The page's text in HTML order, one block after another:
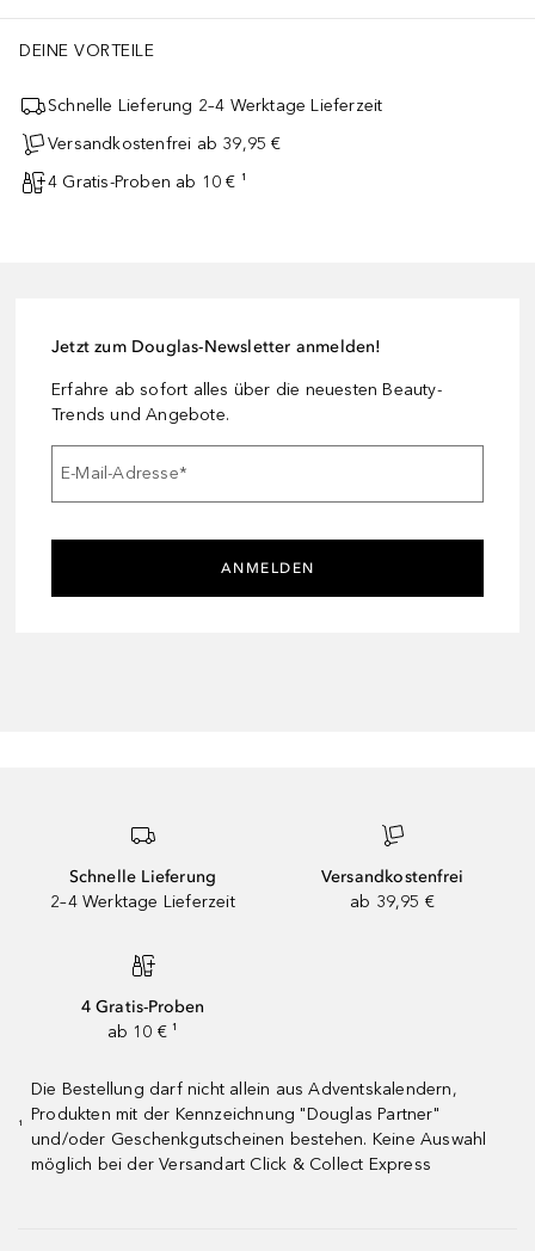
DEINE VORTEILE
Schnelle Lieferung 2–4 Werktage Lieferzeit
Versandkostenfrei ab 39,95 €
4 Gratis-Proben ab 10 € ¹
Jetzt zum Douglas-Newsletter anmelden!
Erfahre ab sofort alles über die neuesten Beauty-
Trends und Angebote.
E-Mail-Adresse*
ANMELDEN
Schnelle Lieferung
2–4 Werktage Lieferzeit
Versandkostenfrei
ab 39,95 €
4 Gratis-Proben
ab 10 € ¹
¹
Die Bestellung darf nicht allein aus Adventskalendern,
Produkten mit der Kennzeichnung "Douglas Partner"
und/oder Geschenkgutscheinen bestehen. Keine Auswahl
möglich bei der Versandart Click & Collect Express